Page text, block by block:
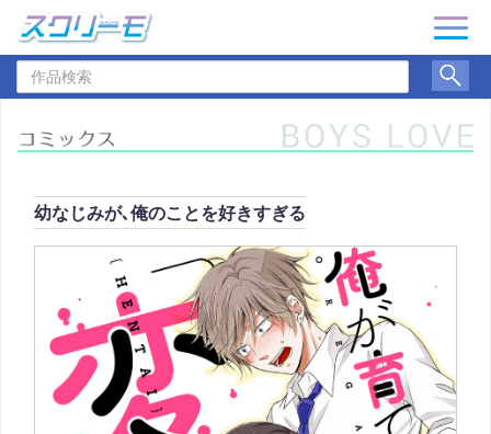
品
ナ
ゲ
ー
ョ
ン
幼なじみが､俺のことを好きすぎる